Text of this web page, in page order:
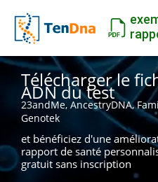
Télécharger le
ADN du test
23andMe, AncestryDNA,
Genotek
et bénéficiez d'une
rapport de santé
gratuit sans inscription